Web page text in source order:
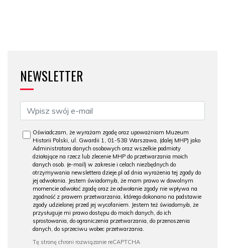
NEWSLETTER
Oświadczam, że wyrażam zgodę oraz upoważniam Muzeum
Historii Polski, ul. Gwardii 1, 01-538 Warszawa, (dalej MHP) jako
Administratora danych osobowych oraz wszelkie podmioty
działające na rzecz lub zlecenie MHP do przetwarzania moich
danych osob. (e-mail) w zakresie i celach niezbędnych do
otrzymywania newslettera dzieje.pl od dnia wyrażenia tej zgody do
jej odwołania. Jestem świadomy/a, że mam prawo w dowolnym
momencie odwołać zgodę oraz że odwołanie zgody nie wpływa na
zgodność z prawem przetwarzania, którego dokonano na podstawie
zgody udzielonej przed jej wycofaniem. Jestem też świadomy/a, że
przysługuje mi prawo dostępu do moich danych, do ich
sprostowania, do ograniczenia przetwarzania, do przenoszenia
danych, do sprzeciwu wobec przetwarzania.